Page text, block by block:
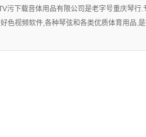
污下载音体用品有限公司是老字号重庆琴行
色视频软件,各种琴弦和各类优质体育用品.